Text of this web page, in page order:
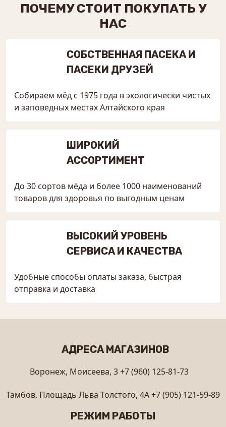
ПОЧЕМУ СТОИТ ПОКУПАТЬ У
НАС
СОБСТВЕННАЯ ПАСЕКА И
ПАСЕКИ ДРУЗЕЙ
Собираем мёд с 1975 года в экологически чистых
и заповедных местах Алтайского края
ШИРОКИЙ
АССОРТИМЕНТ
До 30 сортов мёда и более 1000 наименований
товаров для здоровья по выгодным ценам
ВЫСОКИЙ УРОВЕНЬ
СЕРВИСА И КАЧЕСТВА
Удобные способы оплаты заказа, быстрая
отправка и доставка
АДРЕСА МАГАЗИНОВ
Воронеж, Моисеева, 3+7 (960) 125-81-73
Тамбов, Площадь Льва Толстого, 4А+7 (905) 121-59-89
РЕЖИМ РАБОТЫ